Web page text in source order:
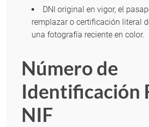
DNI original en vigor, el
remplazar o certificación literal
una fotografía reciente en color.
Número de
Identificación
NIF